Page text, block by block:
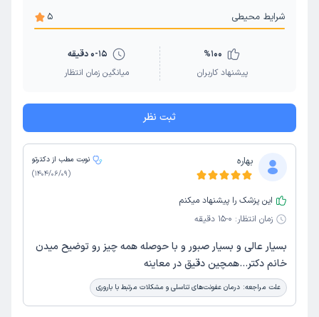
شرایط محیطی 5
%100
پیشنهاد کاربران
0-15 دقیقه
میانگین زمان انتظار
ثبت نظر
بهاره
نوبت مطب از دکترتو
(
1404/06/09
)
این پزشک را پیشنهاد میکنم
زمان انتظار: 0-15 دقیقه
بسیار عالی و بسیار صبور و با حوصله همه چیز رو توضیح میدن
خانم دکتر...همچین دقیق در معاینه
علت مراجعه: درمان عفونت‌های تناسلی و مشکلات مرتبط با باروری